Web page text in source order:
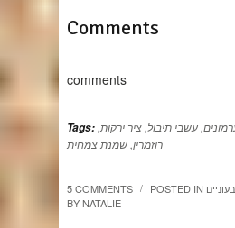
Comments
comments
Tags: , עשבי תיבול, ציר ירקות,
רוזמרין, שמנת צמחית
5 COMMENTS / POSTED IN
BYNATALIE